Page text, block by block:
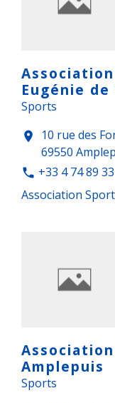
Eugénie de
Sports
location_on
10 rue des
69550
phone +33 4 74 89
Association
Amplepuis
Sports